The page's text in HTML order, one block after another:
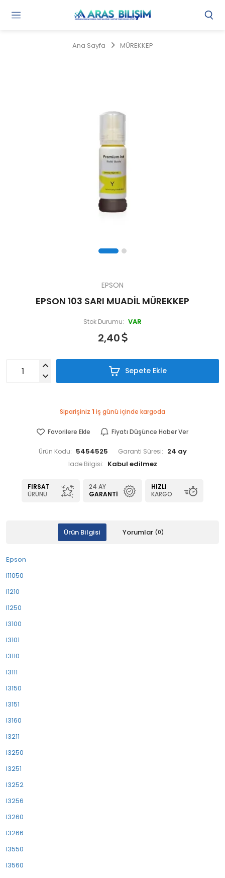
Ana Sayfa MÜREKKEP
EPSON
EPSON 103 SARI MUADİL MÜREKKEP
Stok Durumu: VAR
2,40
Sepete Ekle
Siparişiniz 1 iş günü içinde kargoda
Favorilere Ekle Fiyatı Düşünce Haber Ver
Ürün Kodu: 5454525 Garanti Süresi: 24 ay
İade Bilgisi:
FIRSAT
ÜRÜNÜ
24 AY
GARANTI
HIZLI
KARGO
Ürün Bilgisi Yorumlar (0)
Epson
l11050
l1210
l1250
l3100
l3101
l3110
l3111
l3150
l3151
l3160
l3211
l3250
l3251
l3252
l3256
l3260
l3266
l3550
l3560